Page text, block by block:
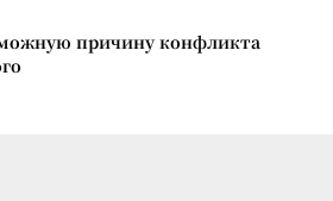
причину конфликта